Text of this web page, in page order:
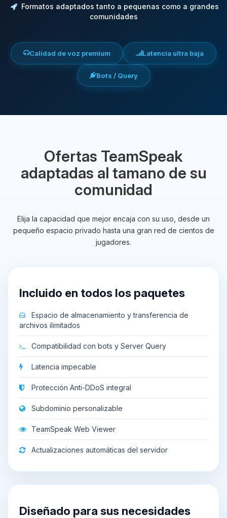
Formatos adaptados tanto a pequenas como a grandes
comunidades
Calidad de voz premium Latencia ultra baja
Bots / Query
Ofertas TeamSpeak
adaptadas al tamano de su
comunidad
Elija la capacidad que mejor encaja con su uso, desde un
pequeño espacio privado hasta una gran red de cientos de
jugadores.
Incluido en todos los paquetes
Espacio de almacenamiento y transferencia de
archivos ilimitados
Compatibilidad con bots y Server Query
Latencia impecable
Protección Anti-DDoS integral
Subdominio personalizable
TeamSpeak Web Viewer
Actualizaciones automáticas del servidor
Diseñado para sus necesidades